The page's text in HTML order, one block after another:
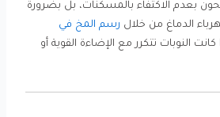
بعدم الاكتفاء بالمسكنات، بل بضرورة
الدماغ من خلال رسم المخ في
النوبات تتكرر مع الإضاءة القوية أو